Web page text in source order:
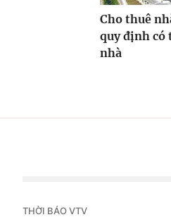
Cho thuê
quy định có
nhà
THỜI BÁO VTV